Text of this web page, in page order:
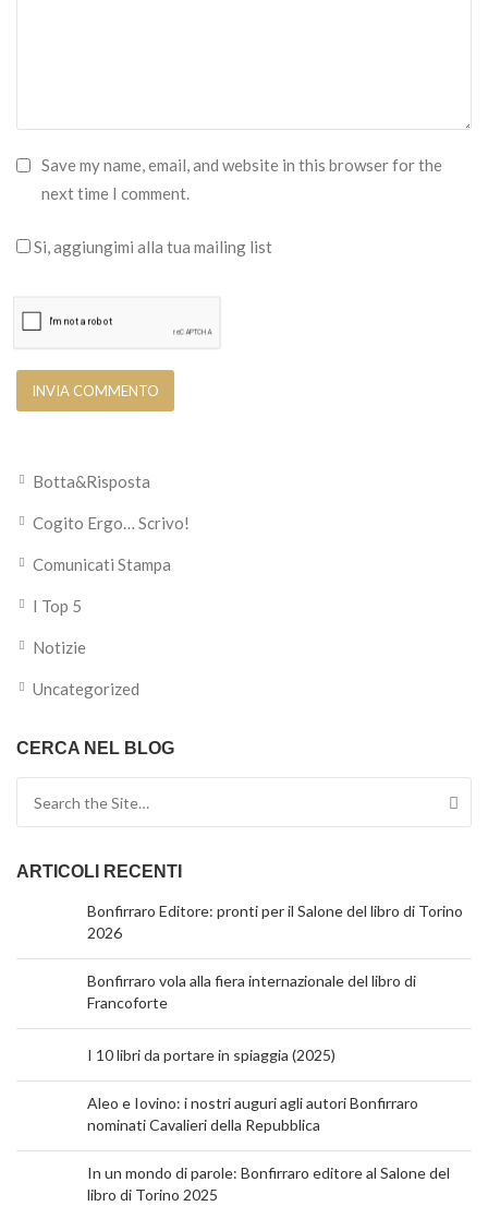
Save my name, email, and website in this browser for the
next time I comment.
Si, aggiungimi alla tua mailing list
Botta&Risposta
Cogito Ergo… Scrivo!
Comunicati Stampa
I Top 5
Notizie
Uncategorized
CERCA NEL BLOG
ARTICOLI RECENTI
Bonfirraro Editore: pronti per il Salone del libro di Torino
2026
Bonfirraro vola alla fiera internazionale del libro di
Francoforte
I 10 libri da portare in spiaggia (2025)
Aleo e Iovino: i nostri auguri agli autori Bonfirraro
nominati Cavalieri della Repubblica
In un mondo di parole: Bonfirraro editore al Salone del
libro di Torino 2025